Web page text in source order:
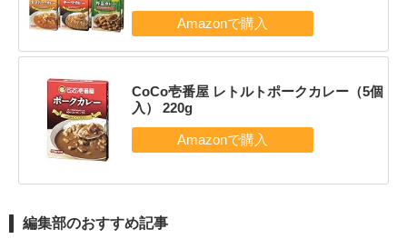
CoCo壱番屋 レトルトポークカレー（5個
入） 220g
編集部のおすすめ記事